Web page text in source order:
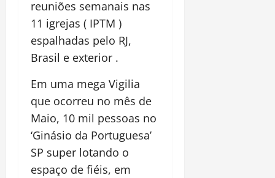
reuniões semanais nas
11 igrejas ( IPTM )
espalhadas pelo RJ,
Brasil e exterior .
Em uma mega Vigilia
que ocorreu no mês de
Maio, 10 mil pessoas no
‘Ginásio da Portuguesa’
SP super lotando o
espaço de fiéis, em